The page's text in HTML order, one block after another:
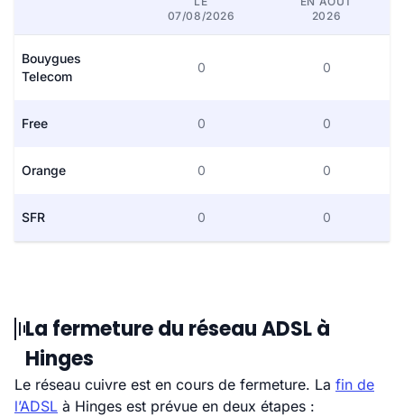
07/08/2026
2026
Bouygues
Telecom
0 0
Free 0 0
Orange 0 0
SFR 0 0
La fermeture du réseau ADSL à
Hinges
Le réseau cuivre est en cours de fermeture. La fin de
l’ADSL à Hinges est prévue en deux étapes :